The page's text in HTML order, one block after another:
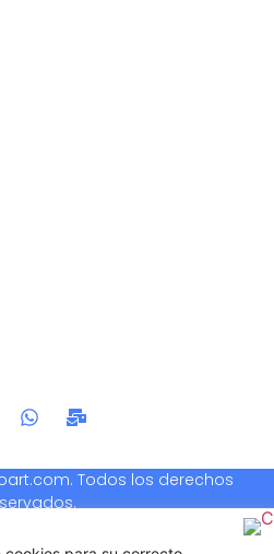
Todos los derechos